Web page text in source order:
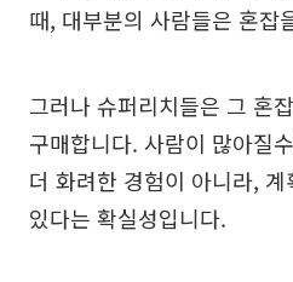
때, 대부분의 사람들은 혼잡
그러나 슈퍼리치들은 그 혼
구매합니다. 사람이 많아질
더 화려한 경험이 아니라,
있다는 확실성입니다.